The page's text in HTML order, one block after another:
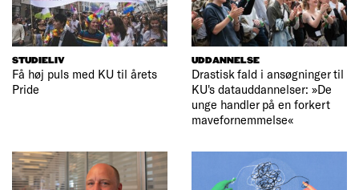
STUDIELIV
Få høj puls med KU til årets
Pride
UDDANNELSE
Drastisk fald i ansøgninger til
KU's datauddannelser: »De
unge handler på en forkert
mavefornemmelse«